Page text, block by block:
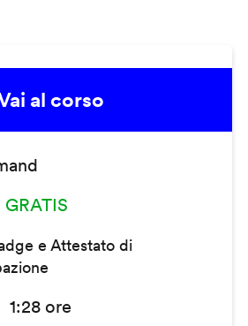
al corso
GRATIS
e Attestato di
1:28 ore